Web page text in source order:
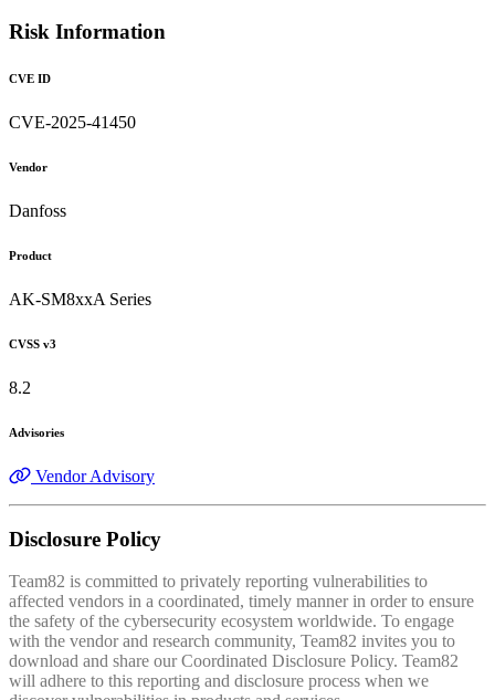
Risk Information
CVE ID
CVE-2025-41450
Vendor
Danfoss
Product
AK-SM8xxA Series
CVSS v3
8.2
Advisories
Vendor Advisory
Disclosure Policy
Team82 is committed to privately reporting vulnerabilities to
affected vendors in a coordinated, timely manner in order to ensure
the safety of the cybersecurity ecosystem worldwide. To engage
with the vendor and research community, Team82 invites you to
download and share our Coordinated Disclosure Policy. Team82
will adhere to this reporting and disclosure process when we